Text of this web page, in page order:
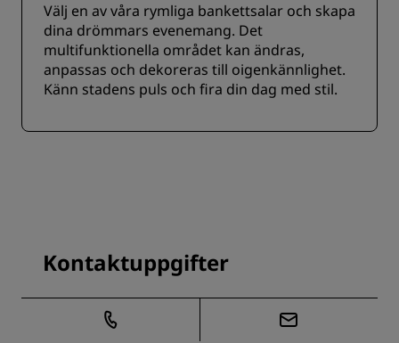
Välj en av våra rymliga bankettsalar och skapa
dina drömmars evenemang. Det
multifunktionella området kan ändras,
anpassas och dekoreras till oigenkännlighet.
Känn stadens puls och fira din dag med stil.
Kontaktuppgifter